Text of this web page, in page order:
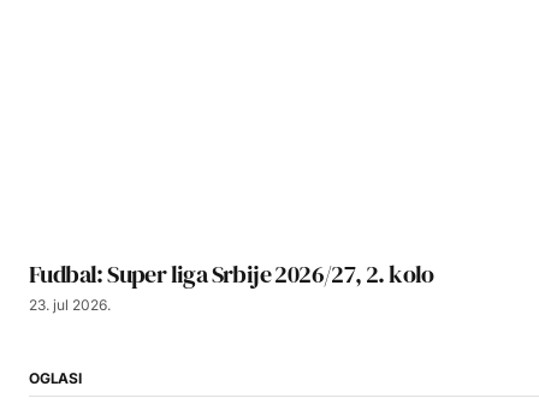
Fudbal: Super liga Srbije 2026/27, 2. kolo
23. jul 2026.
OGLASI